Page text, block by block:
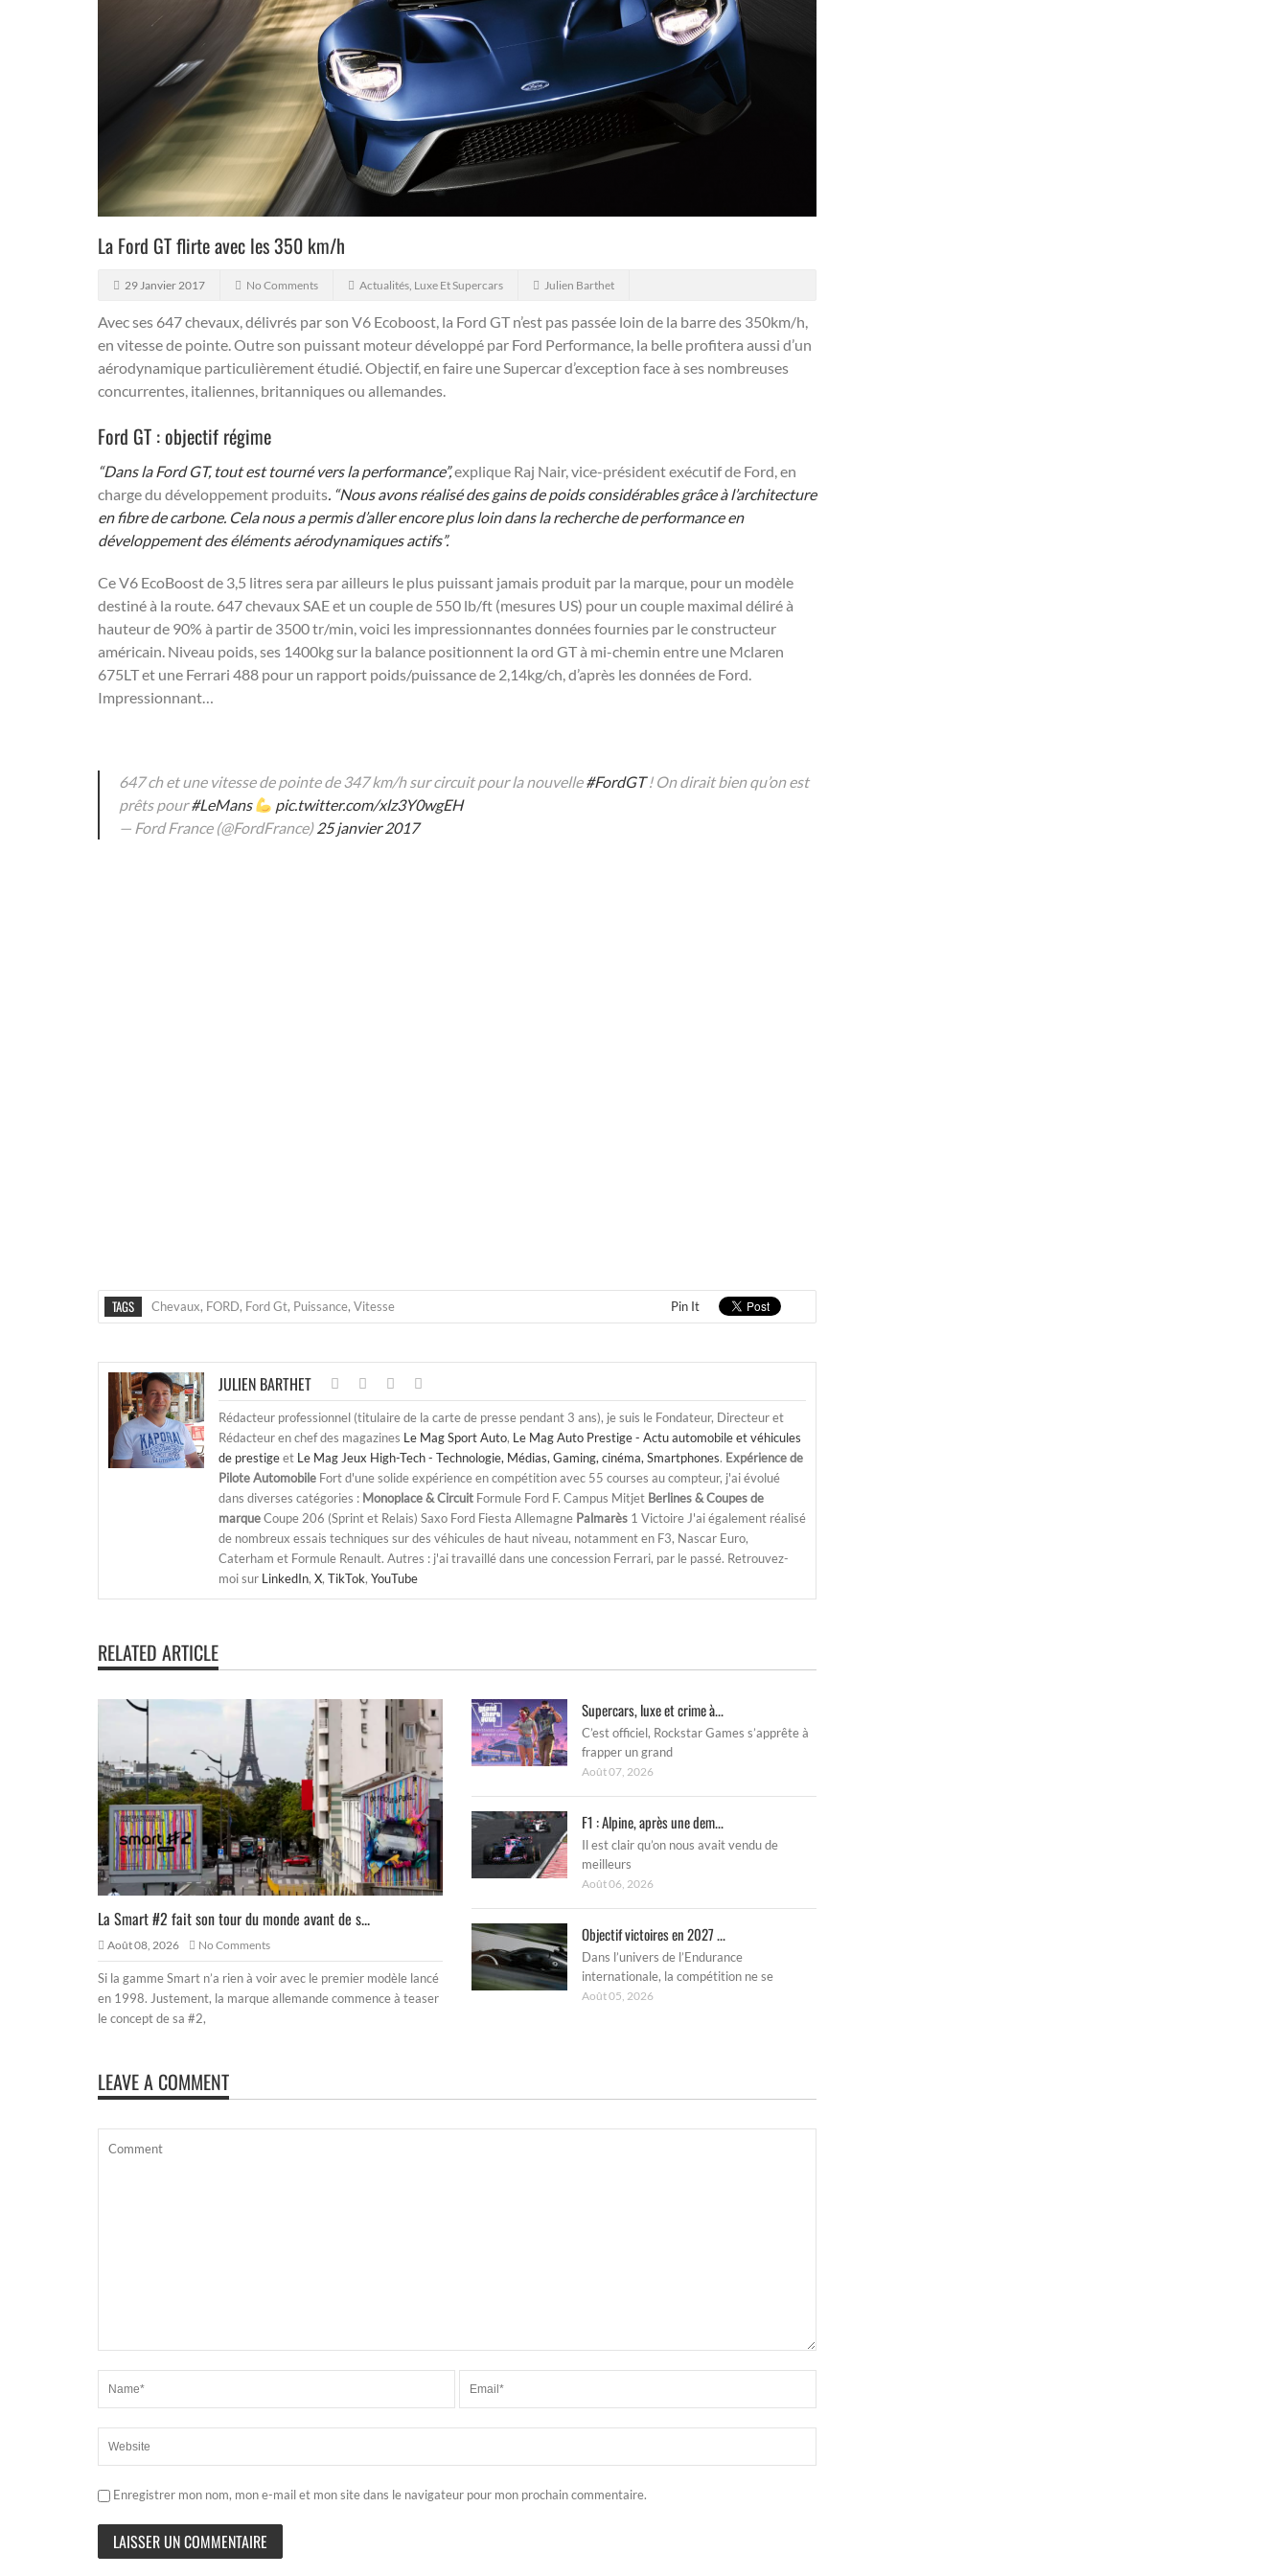
La Ford GT flirte avec les 350 km/h
29 Janvier 2017 No Comments Actualités, Luxe Et Supercars Julien Barthet
Avec ses 647 chevaux, délivrés par son V6 Ecoboost, la Ford GT n’est pas passée loin de la barre des 350km/h,
en vitesse de pointe.Outre son puissant moteur développé par Ford Performance, la belle profitera aussi d’un
aérodynamique particulièrement étudié. Objectif, en faire une Supercar d’exception face à ses nombreuses
concurrentes, italiennes, britanniques ou allemandes.
Ford GT : objectif régime
“Dans la Ford GT, tout est tourné vers la performance”,explique Raj Nair, vice-président exécutif de Ford, en
charge du développement produits. “Nous avons réalisé des gains de poids considérables grâce à l’architecture
en fibre de carbone. Cela nous a permis d’aller encore plus loin dans la recherche de performance en
développement des éléments aérodynamiques actifs”.
Ce V6 EcoBoost de 3,5 litres sera par ailleurs le plus puissant jamais produit par la marque, pour un modèle
destiné à la route. 647 chevaux SAE et un couple de 550 lb/ft (mesures US) pour un couple maximal déliré à
hauteur de 90% à partir de 3500 tr/min, voici les impressionnantes données fournies par le constructeur
américain. Niveau poids, ses 1400kg sur la balance positionnent la ord GT à mi-chemin entre une Mclaren
675LT et une Ferrari 488 pour un rapport poids/puissance de 2,14kg/ch, d’après les données de Ford.
Impressionnant…
647 ch et une vitesse de pointe de 347 km/h sur circuit pour la nouvelle#FordGT! On dirait bien qu’on est
prêts pour#LeMans
pic.twitter.com/xlz3Y0wgEH
— Ford France (@FordFrance)25 janvier 2017
TAGS Chevaux, FORD, Ford Gt, Puissance, Vitesse Pin It
JULIEN BARTHET
Rédacteur professionnel (titulaire de la carte de presse pendant 3 ans), je suis le Fondateur, Directeur et
Rédacteur en chef des magazines Le Mag Sport Auto, Le Mag Auto Prestige - Actu automobile et véhicules
de prestigeet Le Mag Jeux High-Tech - Technologie, Médias, Gaming, cinéma, Smartphones. Expérience de
Pilote Automobile Fort d'une solide expérience en compétition avec 55 courses au compteur, j'ai évolué
dans diverses catégories : Monoplace & Circuit Formule Ford F. Campus Mitjet Berlines & Coupes de
marqueCoupe 206 (Sprint et Relais) Saxo Ford Fiesta Allemagne Palmarès 1 Victoire J'ai également réalisé
de nombreux essais techniques sur des véhicules de haut niveau, notamment en F3, Nascar Euro,
Caterham et Formule Renault. Autres : j'ai travaillé dans une concession Ferrari, par le passé. Retrouvez-
moi sur LinkedIn, X, TikTok, YouTube
RELATED ARTICLE
La Smart #2 fait son tour du monde avant de s...
Août 08, 2026 No Comments
Si la gamme Smart n’a rien à voir avec le premier modèle lancé
en 1998. Justement, la marque allemande commence à teaser
le concept de sa #2,
Supercars, luxe et crime à...
C’est officiel, Rockstar Games s’apprête à
frapper un grand
Août 07, 2026
F1 : Alpine, après une dem...
Il est clair qu’on nous avait vendu de
meilleurs
Août 06, 2026
Objectif victoires en 2027 ...
Dans l’univers de l’Endurance
internationale, la compétition ne se
Août 05, 2026
LEAVE A COMMENT
Enregistrer mon nom, mon e-mail et mon site dans le navigateur pour mon prochain commentaire.